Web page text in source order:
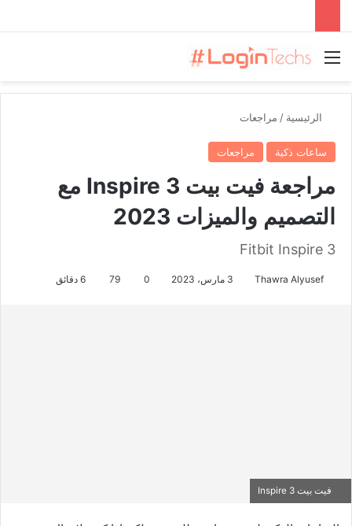
القائمة
الرئيسية / مراجعات
ساعات ذكية مراجعات
مراجعة فيت بيت Inspire 3 مع
التصميم والميزات 2023
Fitbit Inspire 3
Thawra Alyusef 3 مارس، 2023 0
79
فيت بيت Inspire 3